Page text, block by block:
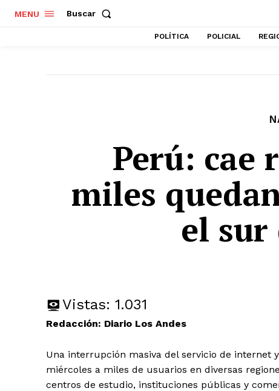
MENU Buscar
POLÍTICA POLICIAL
Perú: cae
miles
el sur
Vistas: 1.031
Redacción: Diario Los Andes
Una interrupción masiva del servicio de internet
miércoles a miles de usuarios en diversas
centros de estudio, instituciones públicas y